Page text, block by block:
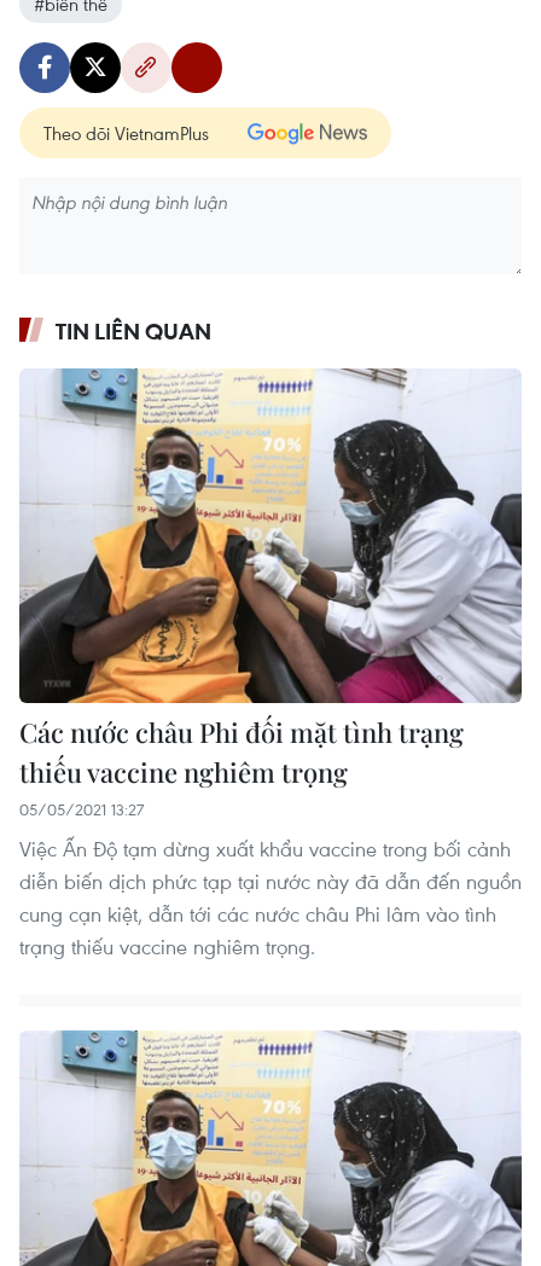
Theo dõi VietnamPlus
TIN LIÊN QUAN
Các nước châu Phi đối mặt tình trạng
thiếu vaccine nghiêm trọng
05/05/2021 13:27
Việc Ấn Độ tạm dừng xuất khẩu vaccine trong bối cảnh
diễn biến dịch phức tạp tại nước này đã dẫn đến nguồn
cung cạn kiệt, dẫn tới các nước châu Phi lâm vào tình
trạng thiếu vaccine nghiêm trọng.